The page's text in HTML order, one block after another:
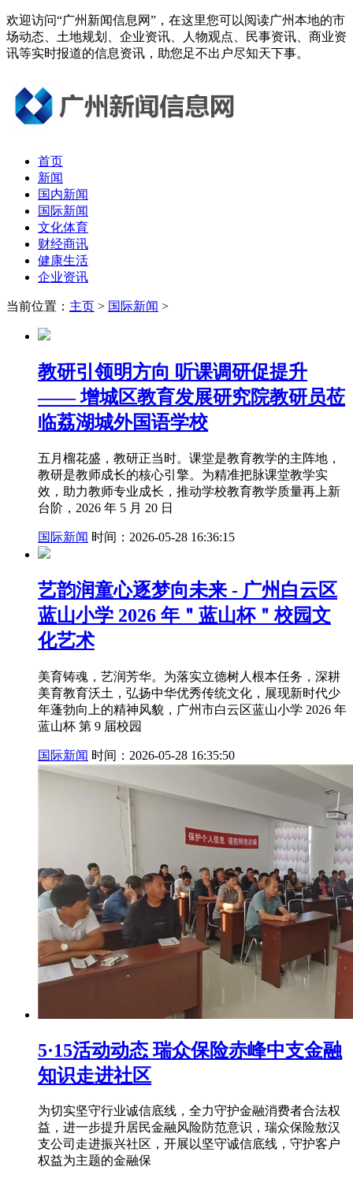
欢迎访问“广州新闻信息网”，在这里您可以阅读广州本地的市
场动态、土地规划、企业资讯、人物观点、民事资讯、商业资
讯等实时报道的信息资讯，助您足不出户尽知天下事。
首页
新闻
国内新闻
国际新闻
文化体育
财经商讯
健康生活
企业资讯
当前位置： 主页 > 国际新闻 >
教研引领明方向 听课调研促提升
—— 增城区教育发展研究院教研员莅
临荔湖城外国语学校
五月榴花盛，教研正当时。课堂是教育教学的主阵地，
教研是教师成长的核心引擎。为精准把脉课堂教学实
效，助力教师专业成长，推动学校教育教学质量再上新
台阶，2026 年 5 月 20 日
国际新闻 时间：2026-05-28 16:36:15
艺韵润童心逐梦向未来 - 广州白云区
蓝山小学 2026 年＂蓝山杯＂校园文
化艺术
美育铸魂，艺润芳华。为落实立德树人根本任务，深耕
美育教育沃土，弘扬中华优秀传统文化，展现新时代少
年蓬勃向上的精神风貌，广州市白云区蓝山小学 2026 年
蓝山杯 第 9 届校园
国际新闻 时间：2026-05-28 16:35:50
5·15活动动态 瑞众保险赤峰中支金融
知识走进社区
为切实坚守行业诚信底线，全力守护金融消费者合法权
益，进一步提升居民金融风险防范意识，瑞众保险敖汉
支公司走进振兴社区，开展以坚守诚信底线，守护客户
权益为主题的金融保